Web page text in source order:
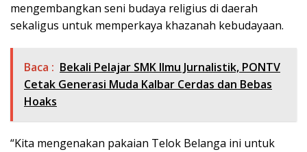
mengembangkan seni budaya religius di daerah
sekaligus untuk memperkaya khazanah kebudayaan.
Baca : Bekali Pelajar SMK Ilmu Jurnalistik, PONTV
Cetak Generasi Muda Kalbar Cerdas dan Bebas
Hoaks
“Kita mengenakan pakaian Telok Belanga ini untuk